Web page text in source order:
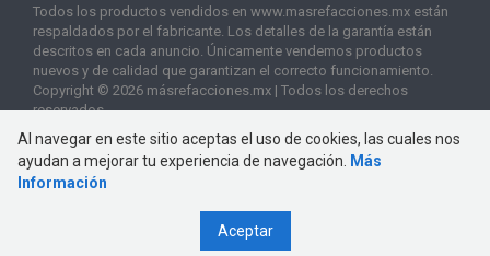
Todos los productos vendidos en www.masrefacciones.mx están
respaldados por el fabricante. Los detalles de la garantía están
descritos en cada anuncio. Únicamente vendemos productos
nuevos y de calidad que garantizan el correcto funcionamiento.
Copyright © 2026 másrefacciones.mx | Todos los derechos
reservados
Al navegar en este sitio aceptas el uso de cookies, las cuales nos
ayudan a mejorar tu experiencia de navegación.
Más
Información
Aceptar